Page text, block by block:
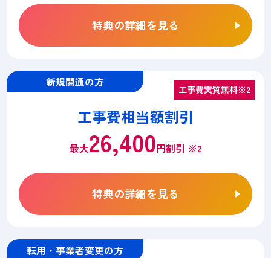
特典の詳細を見る
新規開通の方
工事費実質無料※2
工事費相当額割引
最大26,400円割引 ※2
特典の詳細を見る
転用・事業者変更の方